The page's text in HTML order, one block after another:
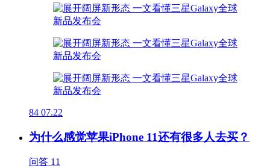
84 07.22
为什么感觉苹果iPhone 11还有很多人去买？
问答 11